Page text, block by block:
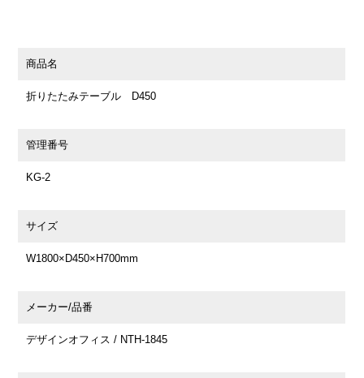
商品名
折りたたみテーブル D450
管理番号
KG-2
サイズ
W1800×D450×H700mm
メーカー/品番
デザインオフィス / NTH-1845